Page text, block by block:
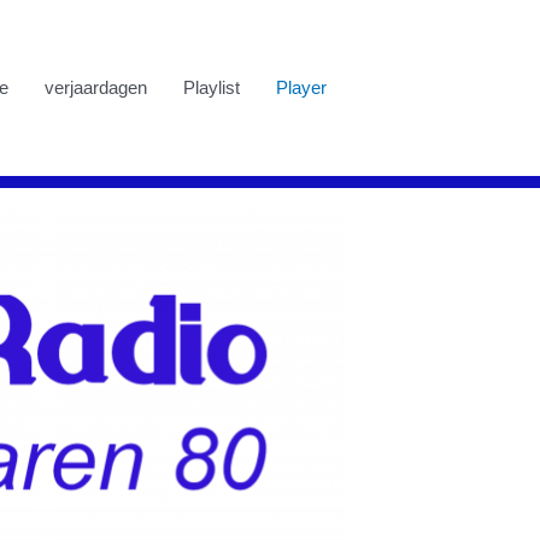
verjaardagen Playlist Player